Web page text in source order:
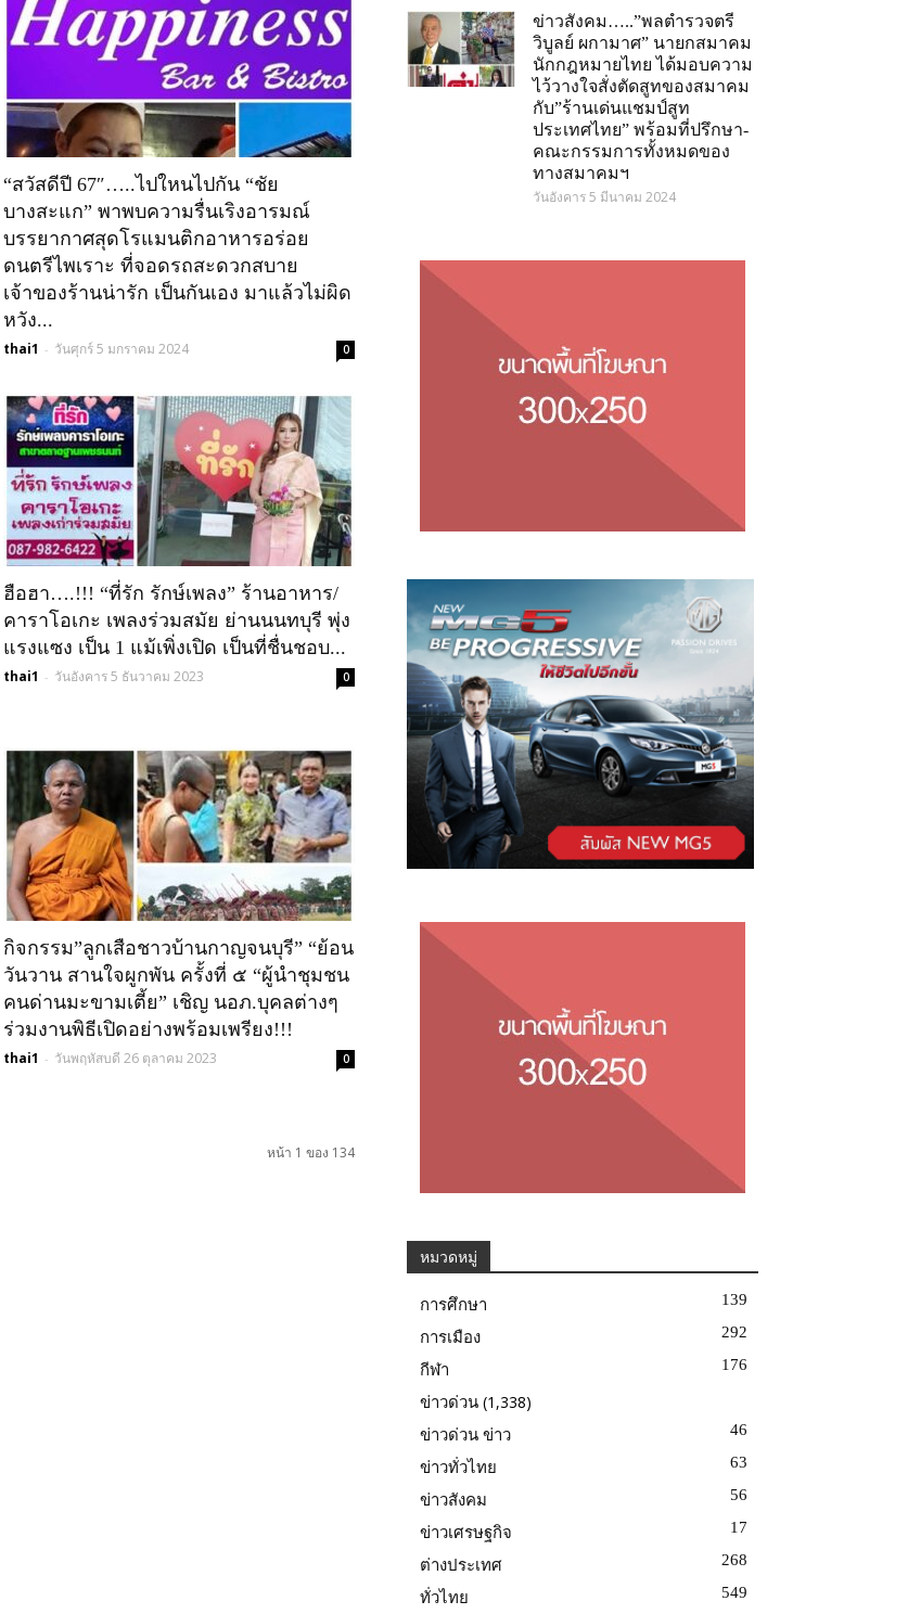
“สวัสดีปี 67″…..ไปใหนไปกัน “ชัย
บางสะแก” พาพบความรื่นเริงอารมณ์
บรรยากาศสุดโรแมนติกอาหารอร่อย
ดนตรีไพเราะ ที่จอดรถสะดวกสบาย
เจ้าของร้านน่ารัก เป็นกันเอง มาแล้วไม่ผิด
หวัง...
thai1 - วันศุกร์ 5 มกราคม 2024 0
ฮือฮา….!!! “ที่รัก รักษ์เพลง” ร้านอาหาร/
คาราโอเกะ เพลงร่วมสมัย ย่านนนทบุรี พุ่ง
แรงแซง เป็น 1 แม้เพิ่งเปิด เป็นที่ชื่นชอบ...
thai1 - วันอังคาร 5 ธันวาคม 2023 0
กิจกรรม”ลูกเสือชาวบ้านกาญจนบุรี” “ย้อน
วันวาน สานใจผูกพัน ครั้งที่ ๕ “ผู้นำชุมชน
คนด่านมะขามเตี้ย” เชิญ นอภ.บุคลต่างๆ
ร่วมงานพิธีเปิดอย่างพร้อมเพรียง!!!
thai1 - วันพฤหัสบดี 26 ตุลาคม 2023 0
หน้า 1 ของ 134
ข่าวสังคม…..”พลตำรวจตรี
วิบูลย์ ผกามาศ” นายกสมาคม
นักกฎหมายไทย ได้มอบความ
ไว้วางใจสั่งตัดสูทของสมาคม
กับ”ร้านเด่นแชมป์สูท
ประเทศไทย” พร้อมที่ปรึกษา-
คณะกรรมการทั้งหมดของ
ทางสมาคมฯ
วันอังคาร 5 มีนาคม 2024
หมวดหมู่
การศึกษา 139
การเมือง 292
กีฬา 176
ข่าวด่วน (1,338)
ข่าวด่วน ข่าว 46
ข่าวทั่วไทย 63
ข่าวสังคม 56
ข่าวเศรษฐกิจ 17
ต่างประเทศ 268
ทั่วไทย 549